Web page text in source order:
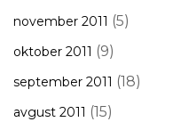
november 2011 (5)
oktober 2011 (9)
september 2011 (18)
avgust 2011 (15)